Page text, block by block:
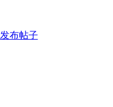
发布帖子